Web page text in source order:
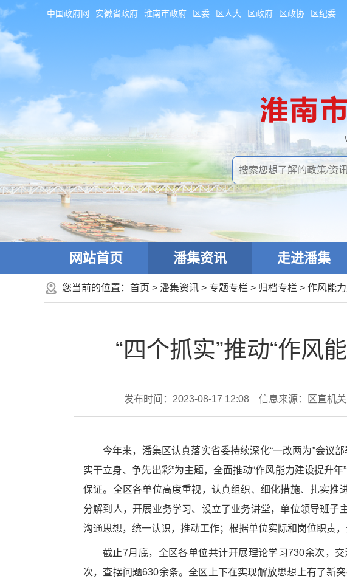
中国政府网 安徽省政府 淮南市政府 区委 区人大 区政府 区政协 区纪委
网站首页 潘集资讯 走进潘集
您当前的位置： 首页 > 潘集资讯 > 专题专栏 > 归档专栏 > 作风能
“四个抓实”推动“作风
发布时间：2023-08-17 12:08 信息来源：区直机
今年来，潘集区认真落实省委持续深化“一改两为”会议
实干立身、争先出彩”为主题，全面推动“作风能力建设提升年
保证。全区各单位高度重视，认真组织、细化措施、扎实
分解到人，开展业务学习、设立了业务讲堂，单位领导班
沟通思想，统一认识，推动工作；根据单位实际和岗位职责
截止7月底，全区各单位共计开展理论学习730余次，
次，查摆问题630余条。全区上下在实现解放思想上有了新